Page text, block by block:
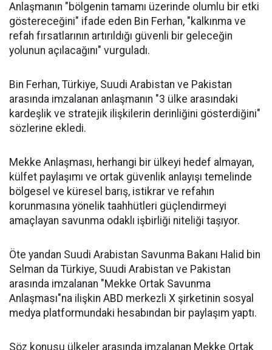
Anlaşmanın "bölgenin tamamı üzerinde olumlu bir etki
göstereceğini" ifade eden Bin Ferhan, "kalkınma ve
refah fırsatlarının artırıldığı güvenli bir geleceğin
yolunun açılacağını" vurguladı.
Bin Ferhan, Türkiye, Suudi Arabistan ve Pakistan
arasında imzalanan anlaşmanın "3 ülke arasındaki
kardeşlik ve stratejik ilişkilerin derinliğini gösterdiğini"
sözlerine ekledi.
Mekke Anlaşması, herhangi bir ülkeyi hedef almayan,
külfet paylaşımı ve ortak güvenlik anlayışı temelinde
bölgesel ve küresel barış, istikrar ve refahın
korunmasına yönelik taahhütleri güçlendirmeyi
amaçlayan savunma odaklı işbirliği niteliği taşıyor.
Öte yandan Suudi Arabistan Savunma Bakanı Halid bin
Selman da Türkiye, Suudi Arabistan ve Pakistan
arasında imzalanan "Mekke Ortak Savunma
Anlaşması"na ilişkin ABD merkezli X şirketinin sosyal
medya platformundaki hesabından bir paylaşım yaptı.
Söz konusu ülkeler arasında imzalanan Mekke Ortak